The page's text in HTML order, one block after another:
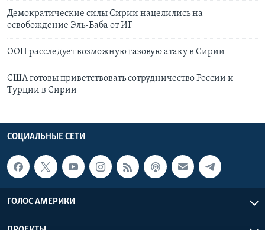
Демократические силы Сирии нацелились на
освобождение Эль-Баба от ИГ
ООН расследует возможную газовую атаку в Сирии
США готовы приветствовать сотрудничество России и
Турции в Сирии
СОЦИАЛЬНЫЕ СЕТИ
ГОЛОС АМЕРИКИ